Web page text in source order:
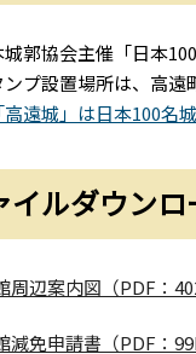
郭協会主催「日本
プ設置場所は、高遠
高遠城」は日本100名
イルダウンロ
周辺案内図（PDF：
減免申請書（PDF：